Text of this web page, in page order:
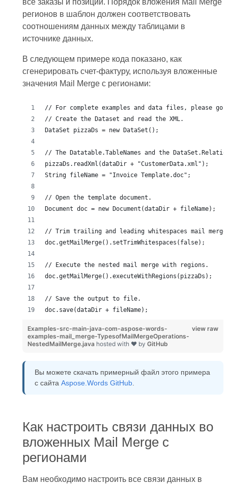
регионов в шаблон должен соответствовать
соотношениям данных между таблицами в
источнике данных.
В следующем примере кода показано, как
сгенерировать счет-фактуру, используя вложенные
значения Mail Merge с регионами:
// For complete examples and data files, please go
// Create the Dataset and read the XML.
DataSet pizzaDs = new DataSet();
// The Datatable.TableNames and the
pizzaDs.readXml(dataDir + "CustomerData.xml");
String fileName = "Invoice Template.doc";
// Open the template document.
Document doc = new Document(dataDir + fileName);
// Trim trailing and leading whitespaces mail
doc.getMailMerge().setTrimWhitespaces(false);
// Execute the nested mail merge with regions.
doc.getMailMerge().executeWithRegions(pizzaDs);
// Save the output to file.
doc.save(dataDir + fileName);
view raw
Examples-src-main-java-com-aspose-words-
examples-mail_merge-TypesofMailMergeOperations-
NestedMailMerge.java hosted with ❤ by GitHub
Вы можете скачать примерный файл этого примера
с сайта Aspose.Words GitHub.
Как настроить связи данных во
вложенных Mail Merge с
регионами
Вам необходимо настроить все связи данных в